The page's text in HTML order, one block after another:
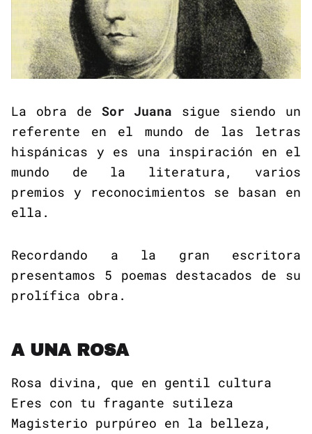
La obra de Sor Juana sigue siendo un
referente en el mundo de las letras
hispánicas y es una inspiración en el
mundo de la literatura, varios
premios y reconocimientos se basan en
ella.
Recordando a la gran escritora
presentamos 5 poemas destacados de su
prolífica obra.
A UNA ROSA
Rosa divina, que en gentil cultura
Eres con tu fragante sutileza
Magisterio purpúreo en la belleza,